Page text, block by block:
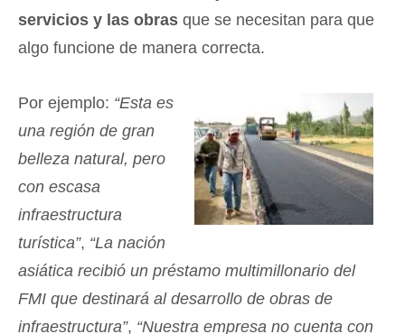
servicios y las obras que se necesitan para que
algo funcione de manera correcta.
Por ejemplo: “Esta es
una región de gran
belleza natural, pero
con escasa
infraestructura
turística”, “La nación
asiática recibió un préstamo multimillonario del
FMI que destinará al desarrollo de obras de
infraestructura”, “Nuestra empresa no cuenta con